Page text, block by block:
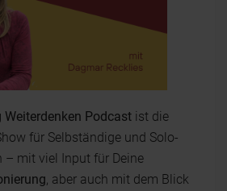
Podcast ist die
für Selbständige und Solo-
– mit viel Input für Deine
, aber auch mit dem Blick